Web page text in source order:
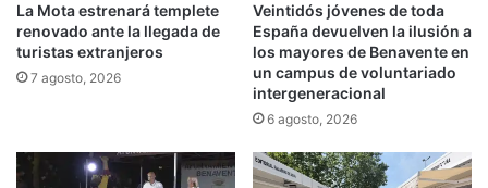
La Mota estrenará templete
renovado ante la llegada de
turistas extranjeros
7 agosto, 2026
Veintidós jóvenes de toda
España devuelven la ilusión a
los mayores de Benavente en
un campus de voluntariado
intergeneracional
6 agosto, 2026